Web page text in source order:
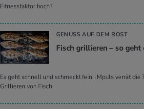
Fitnessfaktor hoch?
GENUSS AUF DEM ROST
Fisch gril­lie­ren – so geht
Es geht schnell und schmeckt fein. iMpuls verrät die
Grillieren von Fisch.